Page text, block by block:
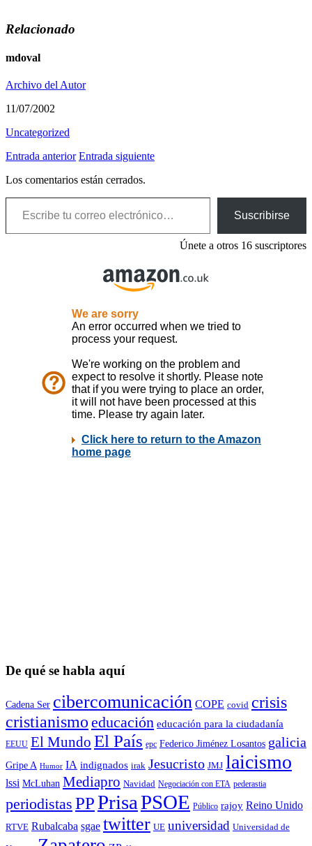
Relacionado
mdoval
Archivo del Autor
11/07/2002
Uncategorized
Entrada anterior Entrada siguiente
Los comentarios están cerrados.
Escribe tu correo electrónico…
Suscribirse
Únete a otros 16 suscriptores
De qué se habla aquí
Cadena Ser cibercomunicación COPE covid crisis
cristianismo educación educación para la ciudadaní­a
EEUU El Mundo El País epc Federico Jiménez Losantos galicia
Gripe A Humor IA indignados irak Jesucristo JMJ laicismo
lssi McLuhan Mediapro Navidad Negociación con ETA pederastia
periodistas PPPrisaPSOE Público rajoy Reino Unido
RTVE Rubalcaba sgae twitter UE universidad Universidad de